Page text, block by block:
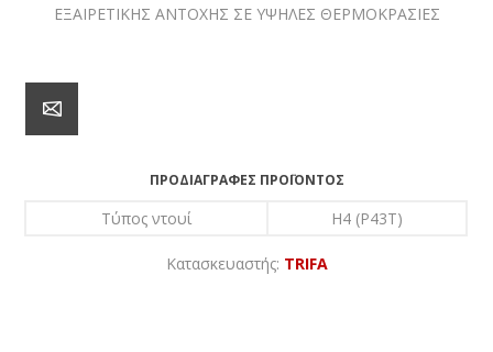
ΕΞΑΙΡΕΤΙΚΗΣ ΑΝΤΟΧΗΣ ΣΕ ΥΨΗΛΕΣ ΘΕΡΜΟΚΡΑΣΙΕΣ
ΠΡΟΔΙΑΓΡΑΦΈΣ ΠΡΟΪΌΝΤΟΣ
Τύπος ντουί H4 (P43T)
Κατασκευαστής: TRIFA